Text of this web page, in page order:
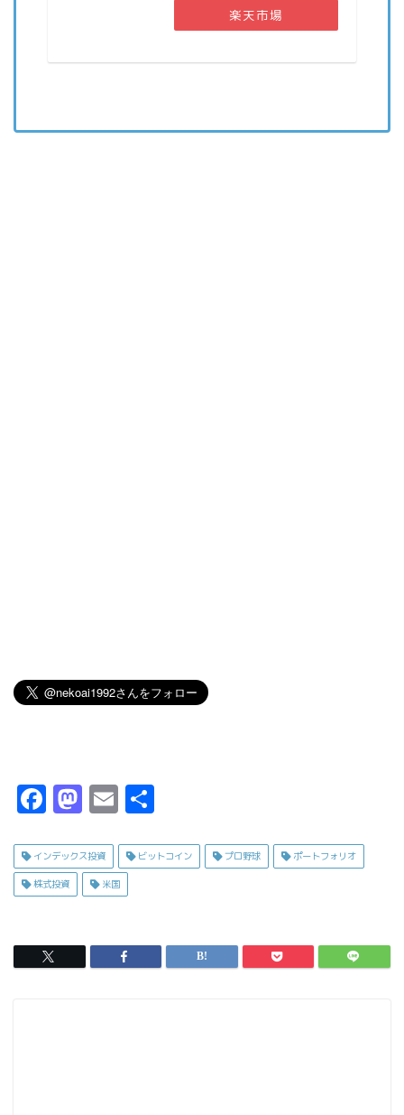
楽天市場
F
c
e
o
o
M
s
t
d
o
E
ai
l
インデックス投資 ビットコイン プロ野球 ポートフォリオ
株式投資 米国